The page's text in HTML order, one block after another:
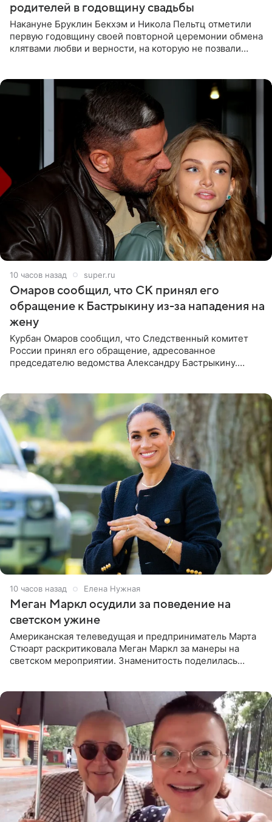
родителей в годовщину свадьбы
Накануне Бруклин Бекхэм и Никола Пельтц отметили
первую годовщину своей повторной церемонии обмена
клятвами любви и верности, на которую не позвали
10 часов назад super.ru
Омаров сообщил, что СК принял его
обращение к Бастрыкину из-за нападения на
жену
Курбан Омаров сообщил, что Следственный комитет
России принял его обращение, адресованное
председателю ведомства Александру Бастрыкину.
10 часов назад Елена Нужная
Меган Маркл осудили за поведение на
светском ужине
Американская телеведущая и предприниматель Марта
Стюарт раскритиковала Меган Маркл за манеры на
светском мероприятии. Знаменитость поделилась